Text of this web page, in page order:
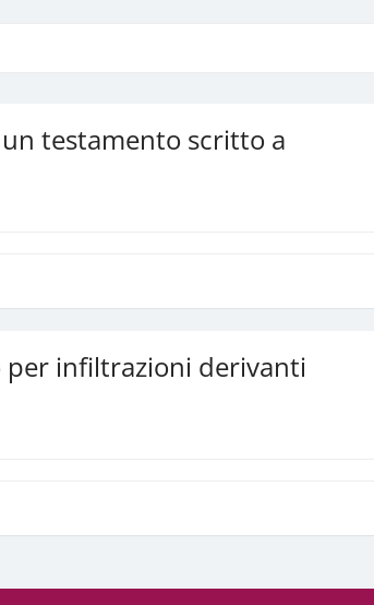
testamento scritto a
per infiltrazioni derivanti